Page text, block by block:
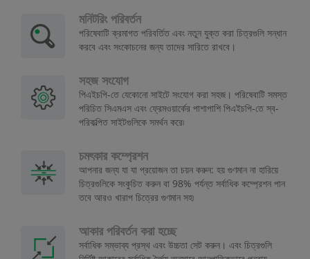
মনিটরিং পরিবর্তন
পরিষেবাটি ক্রমাগত পরিবর্তিত এবং নতুন যুক্ত করা চিত্রগুলি সন্ধান
করবে এবং সংকোচনের জন্য তাদের সারিতে রাখবে।
সহজ সংযোগ
পিএইচপি-তে যেকোনো সাইটে সংযোগ করা সহজ। পরিষেবাটি সমস্ত
পরিচিত সিএমএস এবং ফ্রেমওয়ার্কের পাশাপাশি পিএইচপি-তে স্ব-
পরিকল্পিত সাইটগুলিকে সমর্থন করে৷
চমৎকার কম্প্রেশন
আপনার জন্য যা যা প্রয়োজন তা চয়ন করুন: হয় গুণমান না হারিয়ে
চিত্রগুলিকে সংকুচিত করুন বা 98% পর্যন্ত সর্বাধিক কম্প্রেশন পান
তবে আরও খারাপ চিত্রের গুণমান সহ৷
আকার পরিবর্তন করা হচ্ছে
সর্বাধিক সম্ভাব্য প্রস্থ এবং উচ্চতা সেট করুন। এবং চিত্রগুলি